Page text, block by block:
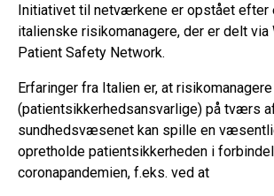
Initiativet til netværkene er opstået efter
italienske risikomanagere, der er delt via
Patient Safety Network.
Erfaringer fra Italien er, at risikomanagere
(patientsikkerhedsansvarlige) på tværs
sundhedsvæsenet kan spille en
opretholde patientsikkerheden i
coronapandemien, f.eks. ved at